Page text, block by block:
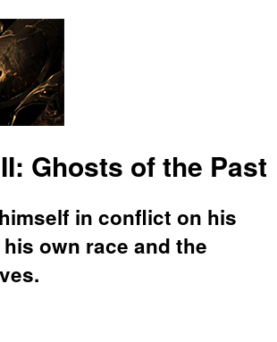
Ghosts of the Past
in conflict on his
own race and the